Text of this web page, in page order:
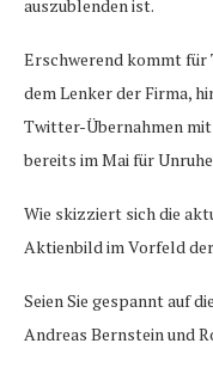
auszublenden ist.
Erschwerend kommt für
dem Lenker der Firma,
Twitter-Übernahmen mit
bereits im Mai für
Wie skizziert sich die
Aktienbild im Vorfeld
Seien Sie gespannt auf
Andreas Bernstein und